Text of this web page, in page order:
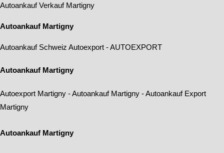
Autoankauf Verkauf Martigny
Autoankauf Martigny
Autoankauf Schweiz Autoexport -AUTOEXPORT
Autoankauf Martigny
Autoexport Martigny -Autoankauf Martigny -Autoankauf Export
Martigny
Autoankauf Martigny